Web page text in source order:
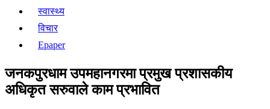
स्वास्थ्य
विचार
Epaper
जनकपुरधाम उपमहानगरमा प्रमुख प्रशासकीय
अधिकृत सरुवाले काम प्रभावित